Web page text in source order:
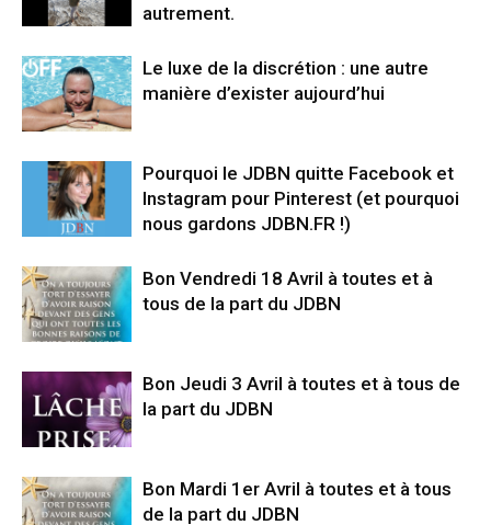
autrement.
Le luxe de la discrétion : une autre
manière d’exister aujourd’hui
Pourquoi le JDBN quitte Facebook et
Instagram pour Pinterest (et pourquoi
nous gardons JDBN.FR !)
Bon Vendredi 18 Avril à toutes et à
tous de la part du JDBN
Bon Jeudi 3 Avril à toutes et à tous de
la part du JDBN
Bon Mardi 1er Avril à toutes et à tous
de la part du JDBN